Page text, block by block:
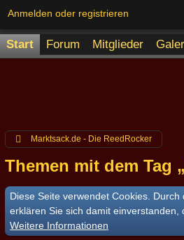
Anmelden oder registrieren
Start Forum Mitglieder
Marktsack.de - Die ReedRocker
Themen mit dem Tag
Diese Seite verwendet Cookies.
erklären Sie sich damit einverstanden,
Weitere Informationen